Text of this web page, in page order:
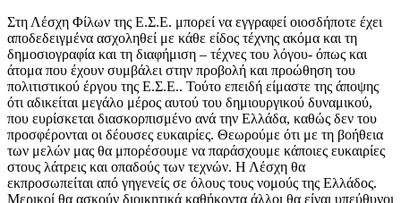
Στη Λέσχη Φίλων της Ε.Σ.Ε. μπορεί να εγγραφεί οιοσδήποτε έχει
αποδεδειγμένα ασχοληθεί με κάθε είδος τέχνης ακόμα και τη
δημοσιογραφία και τη διαφήμιση – τέχνες του λόγου- όπως και
άτομα που έχουν συμβάλει στην προβολή και προώθηση του
πολιτιστικού έργου της Ε.Σ.Ε.. Τούτο επειδή είμαστε της άποψης
ότι αδικείται μεγάλο μέρος αυτού του δημιουργικού δυναμικού,
που ευρίσκεται διασκορπισμένο ανά την Ελλάδα, καθώς δεν του
προσφέρονται οι δέουσες ευκαιρίες. Θεωρούμε ότι με τη βοήθεια
των μελών μας θα μπορέσουμε να παράσχουμε κάποιες ευκαιρίες
στους λάτρεις και οπαδούς των τεχνών. Η Λέσχη θα
εκπροσωπείται από γηγενείς σε όλους τους νομούς της Ελλάδος.
Μερικοί θα ασκούν διοικητικά καθήκοντα άλλοι θα είναι υπεύθυνοι